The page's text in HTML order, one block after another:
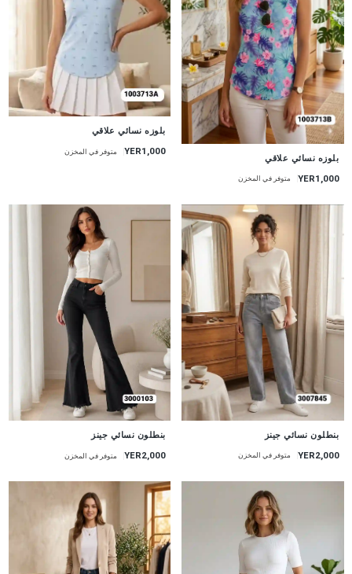
بلوزه نسائي علاقي
YER1,000 متوفر في المخزن
جديد
بلوزه نسائي علاقي
YER1,000 متوفر في المخزن
بنطلون نسائي جينز
YER2,000 متوفر في المخزن
بنطلون نسائي جينز
YER2,000 متوفر في المخزن